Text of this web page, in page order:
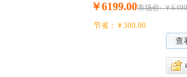
￥6199.00市场价: ￥
节省：￥300.00
查